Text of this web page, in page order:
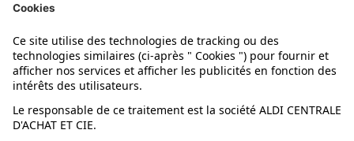
Nos marques
Nos astuces
Évènements
L'application mobile